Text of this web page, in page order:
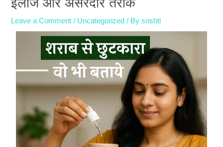
Leave a Comment / Uncategorized / Bysrishti